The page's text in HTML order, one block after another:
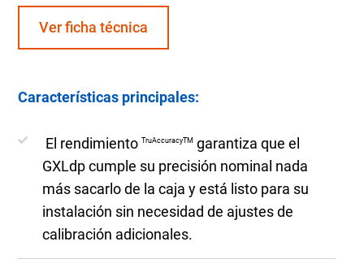
Ver ficha técnica
Características principales:
El rendimientoTruAccuracyTM garantiza que el
GXLdp cumple su precisión nominal nada
más sacarlo de la caja y está listo para su
instalación sin necesidad de ajustes de
calibración adicionales.